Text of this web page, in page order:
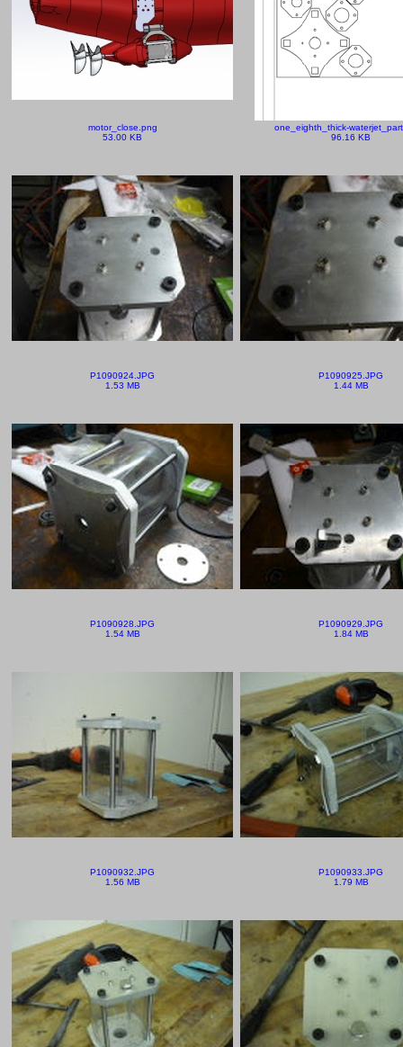
motor_close.png
53.00 KB
one_eighth_thick-
96.16 KB
P1090924.JPG
1.53 MB
P1090925.JPG
1.44 MB
P1090928.JPG
1.54 MB
P1090929.JPG
1.84 MB
P1090932.JPG
1.56 MB
P1090933.JPG
1.79 MB